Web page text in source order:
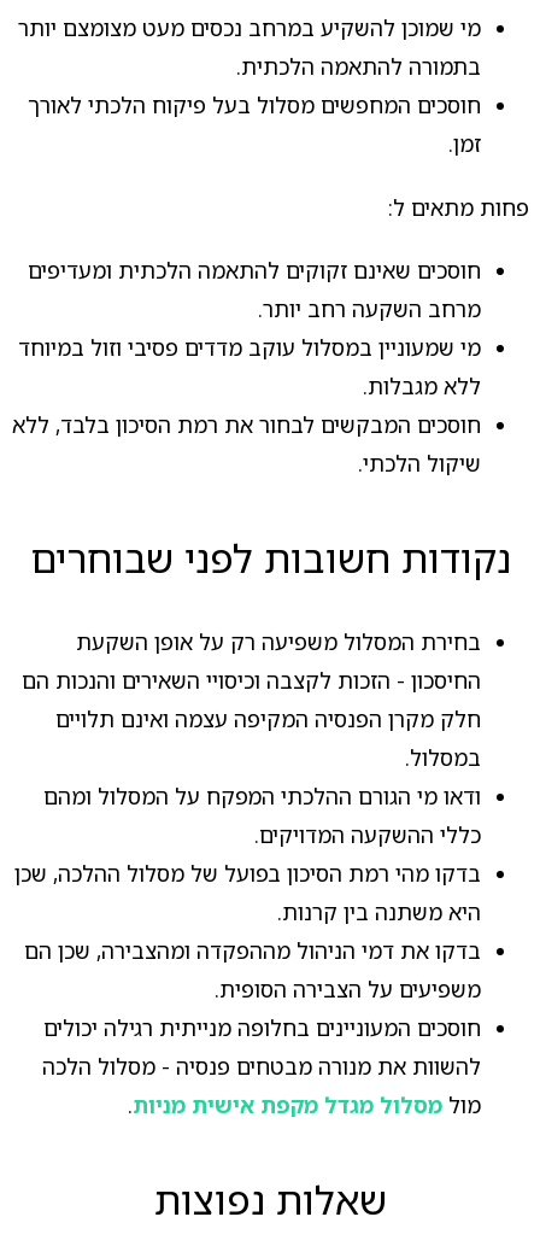
מי שמוכן להשקיע במרחב נכסים מעט מצומצם יותר
בתמורה להתאמה הלכתית.
חוסכים המחפשים מסלול בעל פיקוח הלכתי לאורך
זמן.
פחות מתאים ל:
חוסכים שאינם זקוקים להתאמה הלכתית ומעדיפים
מרחב השקעה רחב יותר.
מי שמעוניין במסלול עוקב מדדים פסיבי וזול במיוחד
ללא מגבלות.
חוסכים המבקשים לבחור את רמת הסיכון בלבד, ללא
שיקול הלכתי.
נקודות חשובות לפני שבוחרים
בחירת המסלול משפיעה רק על אופן השקעת
החיסכון - הזכות לקצבה וכיסויי השאירים והנכות הם
חלק מקרן הפנסיה המקיפה עצמה ואינם תלויים
במסלול.
ודאו מי הגורם ההלכתי המפקח על המסלול ומהם
כללי ההשקעה המדויקים.
בדקו מהי רמת הסיכון בפועל של מסלול ההלכה, שכן
היא משתנה בין קרנות.
בדקו את דמי הניהול מההפקדה ומהצבירה, שכן הם
משפיעים על הצבירה הסופית.
חוסכים המעוניינים בחלופה מנייתית רגילה יכולים
להשוות את מנורה מבטחים פנסיה - מסלול הלכה
מול מסלול מגדל מקפת אישית מניות.
שאלות נפוצות